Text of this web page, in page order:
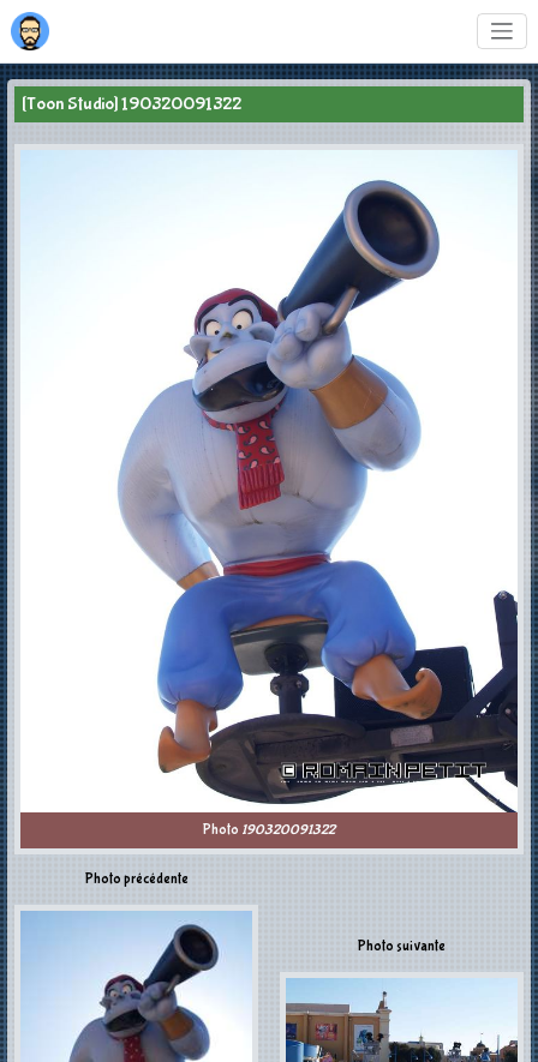
[Toon Studio] 190320091322
Photo 190320091322
Photo précédente
Photo suivante